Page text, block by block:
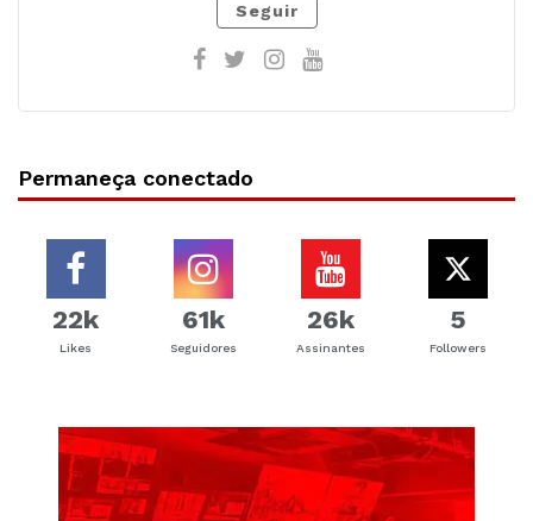
Seguir
Permaneça conectado
22k
Likes
61k
Seguidores
26k
Assinantes
5
Followers